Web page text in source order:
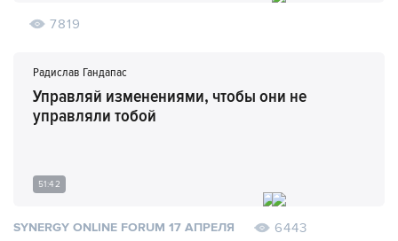
7819
Радислав Гандапас
Управляй изменениями, чтобы они не
управляли тобой
51:42
SYNERGY ONLINE FORUM 17 АПРЕЛЯ 6443